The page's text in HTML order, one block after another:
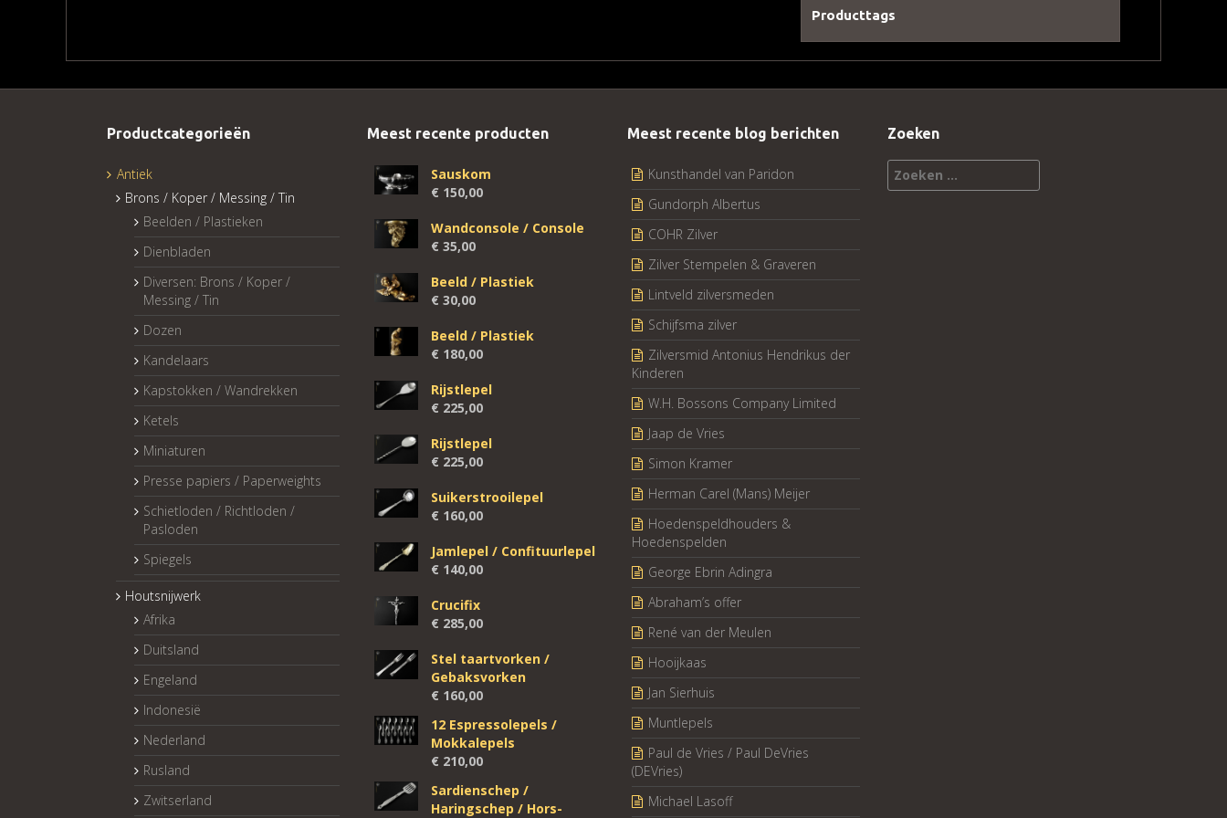
Producttags
Productcategorieën
Antiek
Brons / Koper / Messing / Tin
Beelden / Plastieken
Dienbladen
Diversen: Brons / Koper /
Messing / Tin
Dozen
Kandelaars
Kapstokken / Wandrekken
Ketels
Miniaturen
Presse papiers / Paperweights
Schietloden / Richtloden /
Pasloden
Spiegels
Houtsnijwerk
Afrika
Duitsland
Engeland
Indonesië
Nederland
Rusland
Zwitserland
Meest recente producten
Sauskom
€ 150,00
Wandconsole / Console
€ 35,00
Beeld / Plastiek
€ 30,00
Beeld / Plastiek
€ 180,00
Rijstlepel
€ 225,00
Rijstlepel
€ 225,00
Suikerstrooilepel
€ 160,00
Jamlepel / Confituurlepel
€ 140,00
Crucifix
€ 285,00
Stel taartvorken /
Gebaksvorken
€ 160,00
12 Espressolepels /
Mokkalepels
€ 210,00
Sardienschep /
Haringschep / Hors-
Meest recente blog berichten
Kunsthandel van Paridon
Gundorph Albertus
COHR Zilver
Zilver Stempelen & Graveren
Lintveld zilversmeden
Schijfsma zilver
Zilversmid Antonius Hendrikus der
Kinderen
W.H. Bossons Company Limited
Jaap de Vries
Simon Kramer
Herman Carel (Mans) Meijer
Hoedenspeldhouders &
Hoedenspelden
George Ebrin Adingra
Abraham’s offer
René van der Meulen
Hooijkaas
Jan Sierhuis
Muntlepels
Paul de Vries / Paul DeVries
(DEVries)
Michael Lasoff
Zoeken
Zoeken
naar: